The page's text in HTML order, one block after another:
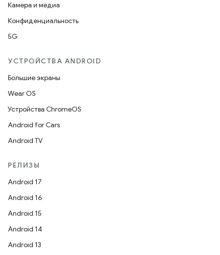
Камера и медиа
Конфиденциальность
5G
УСТРОЙСТВА ANDROID
Большие экраны
Wear OS
Устройства ChromeOS
Android for Cars
Android TV
РЕЛИЗЫ
Android 17
Android 16
Android 15
Android 14
Android 13